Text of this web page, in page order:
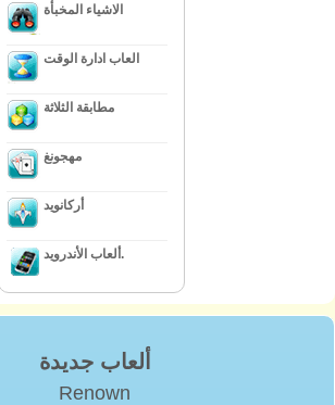
الاشياء المخبأة
العاب ادارة الوقت
مطابقة الثلاثة
مهجونغ
أركانويد
ألعاب الأندرويد.
ألعاب جديدة
Renown